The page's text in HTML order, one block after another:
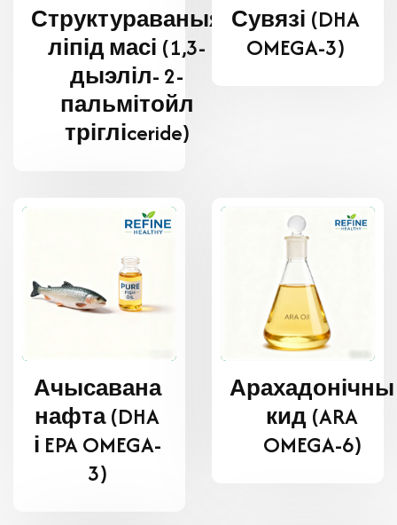
Структураваныя
ліпід масі (1,3-
дыэліл- 2-
пальмітойл
трігліceride)
Сувязі (DHA
OMEGA-3)
Ачысавана
нафта (DHA
і EPA OMEGA-
3)
Арахадонічны
кид (ARA
OMEGA-6)